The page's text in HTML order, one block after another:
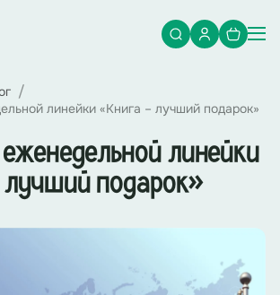
линейки «Книга – лучший подарок»
линейки
подарок»